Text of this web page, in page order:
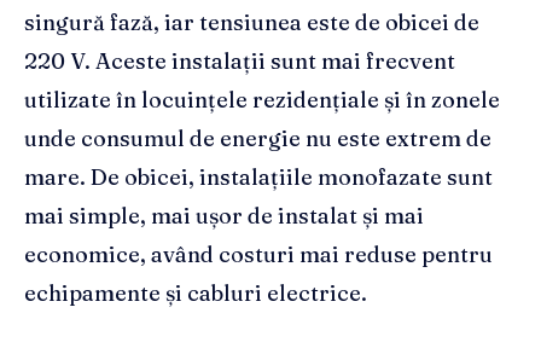
singură fază, iar tensiunea este de obicei de
220 V. Aceste instalații sunt mai frecvent
utilizate în locuințele rezidențiale și în zonele
unde consumul de energie nu este extrem de
mare. De obicei, instalațiile monofazate sunt
mai simple, mai ușor de instalat și mai
economice, având costuri mai reduse pentru
echipamente și cabluri electrice.